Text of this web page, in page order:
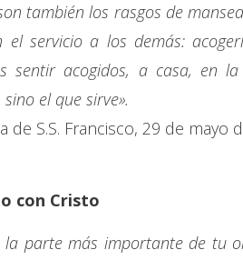
también los rasgos de
el servicio a los demás:
sentir acogidos, a casa, en
el que sirve».
de S.S. Francisco, 29 de mayo
con Cristo
la parte más importante de tu